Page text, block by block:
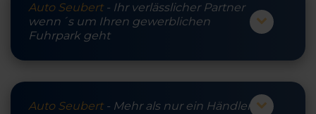
Auto Seubert - Ihr verlässlicher Partner
wenn´s um Ihren gewerblichen
Fuhrpark geht
Auto Seubert - Mehr als nur ein Händler